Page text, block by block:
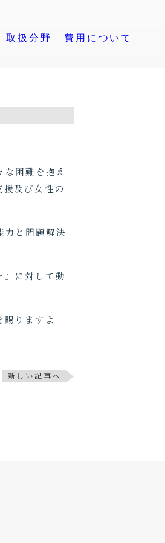
取扱分野 費用について
困難を抱え
及び女性の
力と問題解決
に対して動
りますよ
新しい記事へ